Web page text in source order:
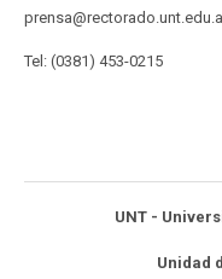
Tel: (0381) 453-0215
UNT -
Unidad